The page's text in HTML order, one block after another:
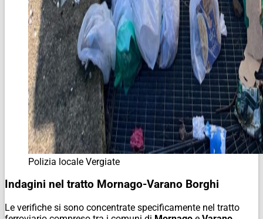
Polizia locale Vergiate
Indagini nel tratto Mornago-Varano Borghi
Le verifiche si sono concentrate specificamente nel tratto